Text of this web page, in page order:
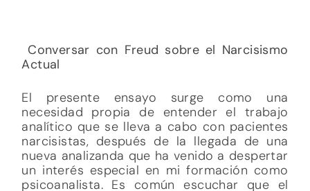
Conversar con Freud sobre el Narcisismo
Actual
El presente ensayo surge como una
necesidad propia de entender el trabajo
analítico que se lleva a cabo con pacientes
narcisistas, después de la llegada de una
nueva analizanda que ha venido a despertar
un interés especial en mi formación como
psicoanalista. Es común escuchar que el